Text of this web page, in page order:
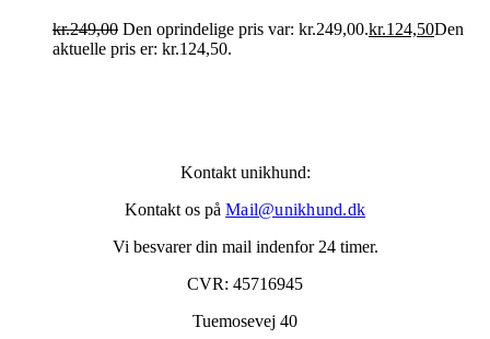
kr.249,00 Den oprindelige pris var: kr.249,00.kr.124,50Den
aktuelle pris er: kr.124,50.
Kontakt unikhund:
Kontakt os på Mail@unikhund.dk
Vi besvarer din mail indenfor 24 timer.
CVR: 45716945
Tuemosevej 40